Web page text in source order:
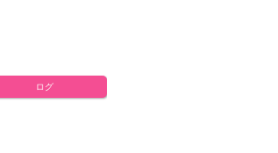
ログ